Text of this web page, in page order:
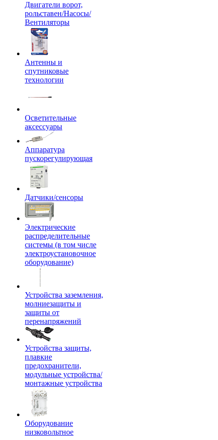
Двигатели ворот,
рольставен/Насосы/
Вентиляторы
Антенны и
спутниковые
технологии
Осветительные
аксессуары
Аппаратура
пускорегулирующая
Датчики/сенсоры
Электрические
распределительные
системы (в том числе
электроустановочное
оборудование)
Устройства заземления,
молниезащиты и
защиты от
перенапряжений
Устройства защиты,
плавкие
предохранители,
модульные устройства/
монтажные устройства
Оборудование
низковольтное